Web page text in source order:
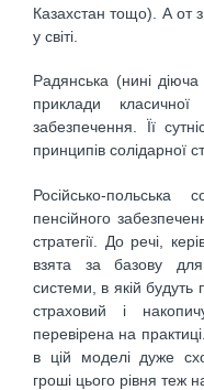
Казахстан тощо). А от
у світі.
Радянська (нині
приклади класичної
забезпечення. Її
принципів солідарної
Російсько-польська
пенсійного
стратегії. До речі,
взята за базову
системи, в якій будуть
страховий і
перевірена на
в цій моделі дуже
гроші цього рівня теж